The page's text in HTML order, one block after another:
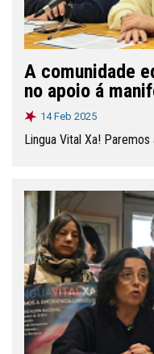
A comunidade
no apoio á
14 Feb 2025
Lingua Vital Xa!